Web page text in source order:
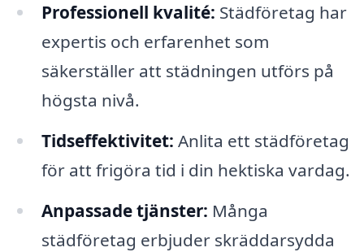
Professionell kvalité: Städföretag har
expertis och erfarenhet som
säkerställer att städningen utförs på
högsta nivå.
Tidseffektivitet: Anlita ett städföretag
för att frigöra tid i din hektiska vardag.
Anpassade tjänster: Många
städföretag erbjuder skräddarsydda